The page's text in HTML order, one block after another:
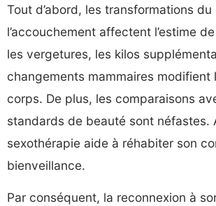
Tout d’abord, les transformations
l’accouchement affectent l’estime
les vergetures, les kilos
changements mammaires modifient
corps. De plus, les comparaisons
standards de beauté sont néfastes.
sexothérapie aide à réhabiter son
bienveillance.
Par conséquent, la reconnexion à